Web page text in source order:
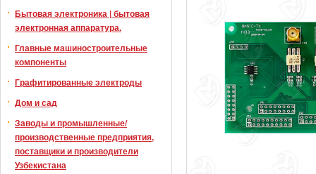
Бытовая электроника | бытовая
электронная аппаратура.
Главные машиностроительные
компоненты
Графитированные электроды
Дом и сад
Заводы и промышленные/
производственные предприятия,
поставщики и производители
Узбекистана